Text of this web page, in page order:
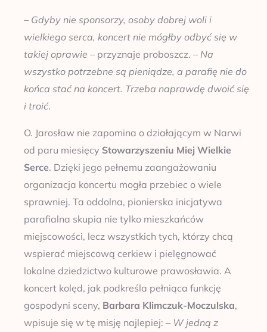
– Gdyby nie sponsorzy, osoby dobrej woli i
wielkiego serca, koncert nie mógłby odbyć się w
takiej oprawie – przyznaje proboszcz. – Na
wszystko potrzebne są pieniądze, a parafię nie do
końca stać na koncert. Trzeba naprawdę dwoić się
i troić.
O. Jarosław nie zapomina o działającym w Narwi
od paru miesięcy Stowarzyszeniu Miej Wielkie
Serce. Dzięki jego pełnemu zaangażowaniu
organizacja koncertu mogła przebiec o wiele
sprawniej. Ta oddolna, pionierska inicjatywa
parafialna skupia nie tylko mieszkańców
miejscowości, lecz wszystkich tych, którzy chcą
wspierać miejscową cerkiew i pielęgnować
lokalne dziedzictwo kulturowe prawosławia. A
koncert kolęd, jak podkreśla pełniąca funkcję
gospodyni sceny, Barbara Klimczuk-Moczulska,
wpisuje się w tę misję najlepiej: – W jedną z